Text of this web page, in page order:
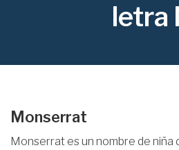
letra
Monserrat
Monserrat es un nombre de niña